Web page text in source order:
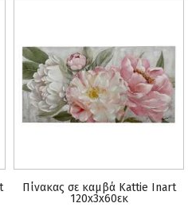
Πίνακας σε καμβά Kattie Inart
120x3x60εκ